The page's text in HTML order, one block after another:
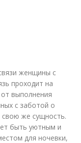
женщины с
проходит на
выполнения
с заботой о
же сущность.
быть уютным и
для ночевки,